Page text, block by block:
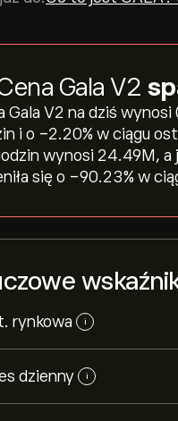
Gala V2
Gala V2 na dziś
i o ‎-2.20‎% w ciągu
wynosi 24.49M, a
się o ‎-90.23‎% w
rynkowa i
dzienny i